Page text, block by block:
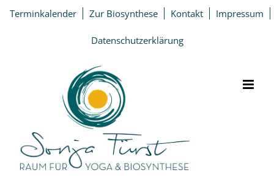
Zum
Inhalt
Terminkalender Zur Biosynthese Kontakt Impressum
Datenschutzerklärung